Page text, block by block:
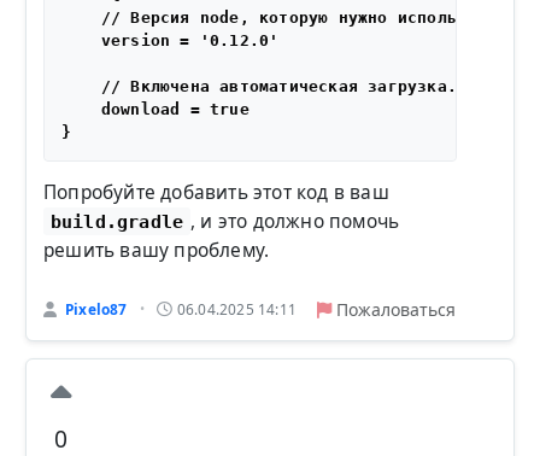
    // Версия node, которую нужно использовать.
    version = '0.12.0'
    // Включена автоматическая загрузка.
    download = true
Попробуйте добавить этот код в ваш
build.gradle , и это должно помочь
решить вашу проблему.
Pixelo87 • 06.04.2025 14:11 Пожаловаться
0